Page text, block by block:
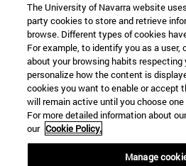
The University of Navarra website
party cookies to store and retrieve
browse. Different types of cookies
For example, to identify you as a user,
about your browsing habits respecting
personalize how the content is
cookies you want to enable or accept
will remain active until you choose
For more detailed information about
our Cookie Policy.
Manage